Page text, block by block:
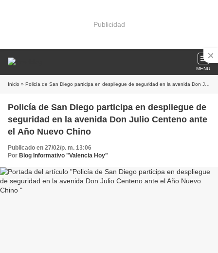
Publicidad
MENU
Inicio » Policía de San Diego participa en despliegue de seguridad en la avenida Don Julio Centeno ante el Año Nuevo Chino
Policía de San Diego participa en despliegue de
seguridad en la avenida Don Julio Centeno ante
el Año Nuevo Chino
Publicado en 27/02/p. m. 13:06
Por Blog Informativo "Valencia Hoy"